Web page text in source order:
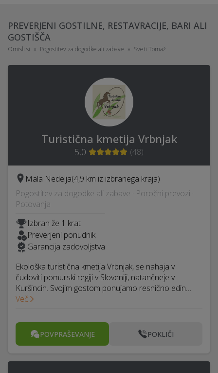
PREVERJENI GOSTILNE, RESTAVRACIJE, BARI ALI
GOSTIŠČA
Omisli.si Pogostitev za dogodke ali zabave Sveti Tomaž
Turistična kmetija Vrbnjak
5,0 (48)
Mala Nedelja(4,9 km iz izbranega kraja)
Pogostitev za dogodke ali zabave · Poročni prevozi ·
Potovanja
Izbran že 1 krat
Preverjeni ponudnik
Garancija zadovoljstva
Ekološka turistična kmetija Vrbnjak, se nahaja v
čudoviti pomurski regiji v Sloveniji, natančneje v
Kuršincih. Svojim gostom ponujamo resnično edin…
Več
POVPRAŠEVANJE POKLIČI